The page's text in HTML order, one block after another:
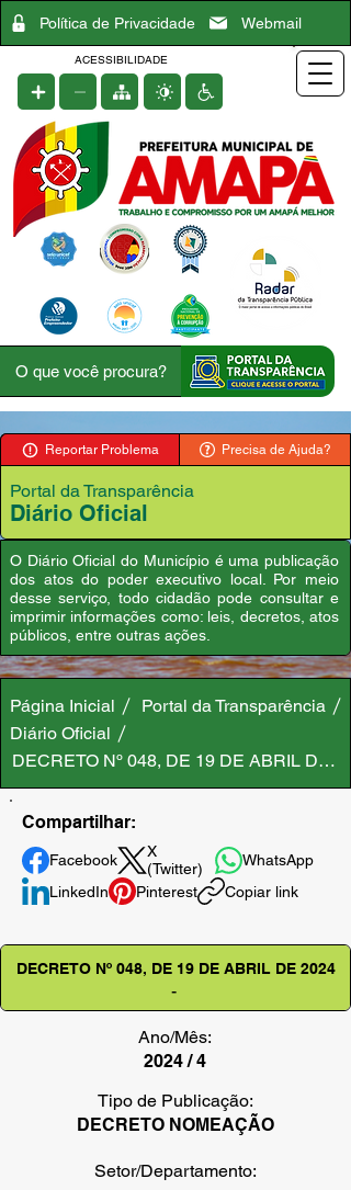
Política de Privacidade Webmail
ACESSIBILIDADE
Reportar Problema Precisa de Ajuda?
Portal da Transparência
Diário Oficial
O Diário Oficial do Município é uma publicação
dos atos do poder executivo local. Por meio
desse serviço, todo cidadão pode consultar e
imprimir informações como: leis, decretos, atos
públicos, entre outras ações.
Página Inicial
Portal da Transparência
Diário Oficial
DECRETO Nº 048, DE 19 DE ABRIL DE
Compartilhar:
Facebook
X
(Twitter)
WhatsApp
LinkedIn
Pinterest Copiar link
DECRETO Nº 048, DE 19 DE ABRIL DE 2024
-
Ano/Mês:
2024 / 4
Tipo de Publicação:
DECRETO NOMEAÇÃO
Setor/Departamento: